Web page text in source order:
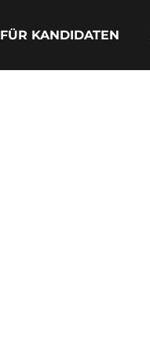
FÜR KANDIDATEN